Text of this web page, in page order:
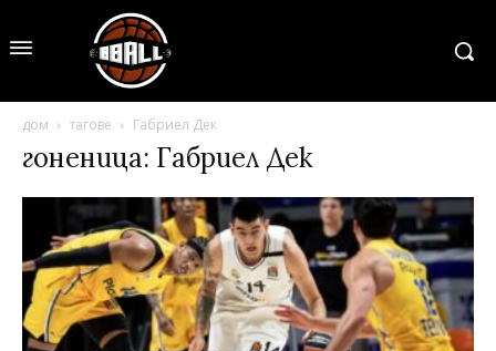
дом тагове Габриел Дек
гоненица: Габриел Дек